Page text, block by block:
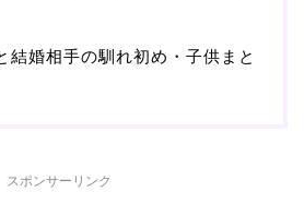
結婚相手の馴れ初め・子供まと
スポンサーリンク